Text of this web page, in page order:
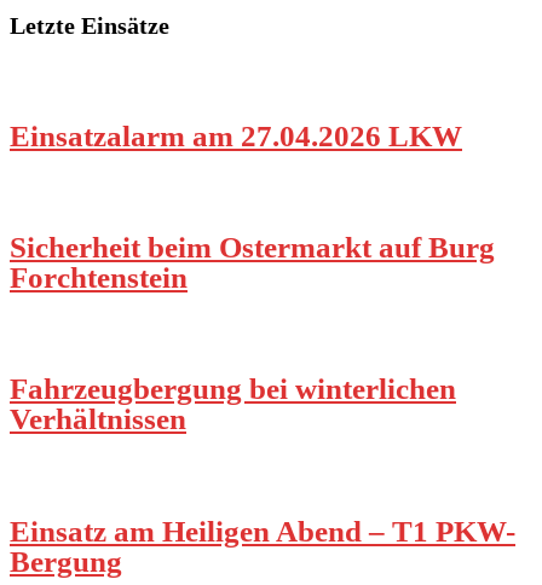
Letzte Einsätze
Einsatzalarm am 27.04.2026 LKW
Sicherheit beim Ostermarkt auf Burg
Forchtenstein
Fahrzeugbergung bei winterlichen
Verhältnissen
Einsatz am Heiligen Abend – T1 PKW-
Bergung